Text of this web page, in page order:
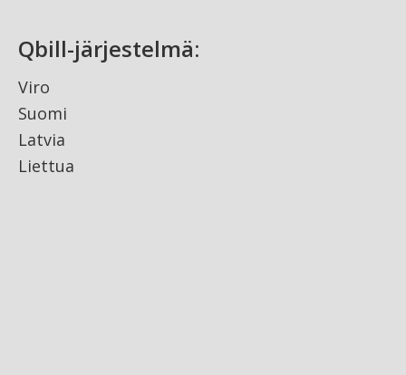
Qbill-järjestelmä:
Viro
Suomi
Latvia
Liettua